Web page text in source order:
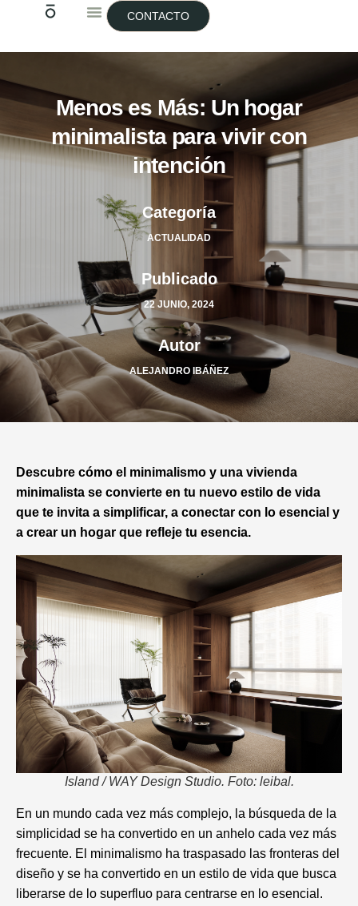
CONTACTO
Menos es Más: Un hogar
minimalista para vivir con
intención
Categoría
ACTUALIDAD
Publicado
22 JUNIO, 2024
Autor
ALEJANDRO IBÁÑEZ
Descubre cómo el minimalismo y una vivienda
minimalista se convierte en tu nuevo estilo de vida
que te invita a simplificar, a conectar con lo esencial y
a crear un hogar que refleje tu esencia.
Island / WAY Design Studio. Foto: leibal.
En un mundo cada vez más complejo, la búsqueda de la
simplicidad se ha convertido en un anhelo cada vez más
frecuente. El minimalismo ha traspasado las fronteras del
diseño y se ha convertido en un estilo de vida que busca
liberarse de lo superfluo para centrarse en lo esencial.